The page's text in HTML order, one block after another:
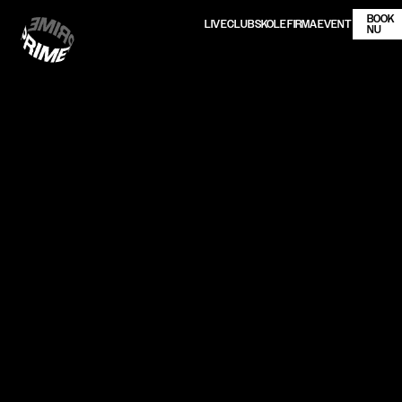
LIVECLUBSKOLE FIRMA EVENT
BOOK
NU